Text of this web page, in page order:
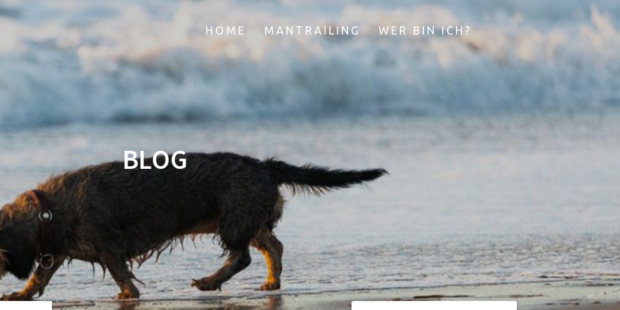
HOME MANTRAILING WER BIN ICH?
BLOG